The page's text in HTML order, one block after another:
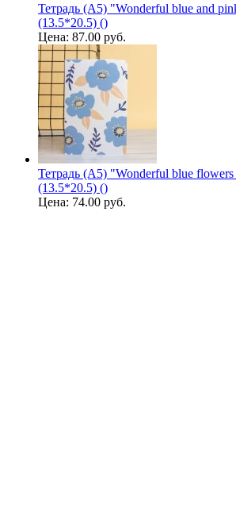
Тетрадь (A5) "Wonderful blue and
(13.5*20.5) ()
Цена: 87.00 руб.
Тетрадь (A5) "Wonderful blue flowers
(13.5*20.5) ()
Цена: 74.00 руб.